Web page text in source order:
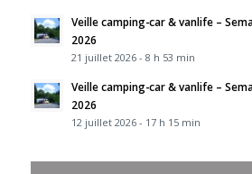
Veille camping-car & vanlife –
2026
21 juillet 2026 - 8 h 53 min
Veille camping-car & vanlife –
2026
12 juillet 2026 - 17 h 15 min